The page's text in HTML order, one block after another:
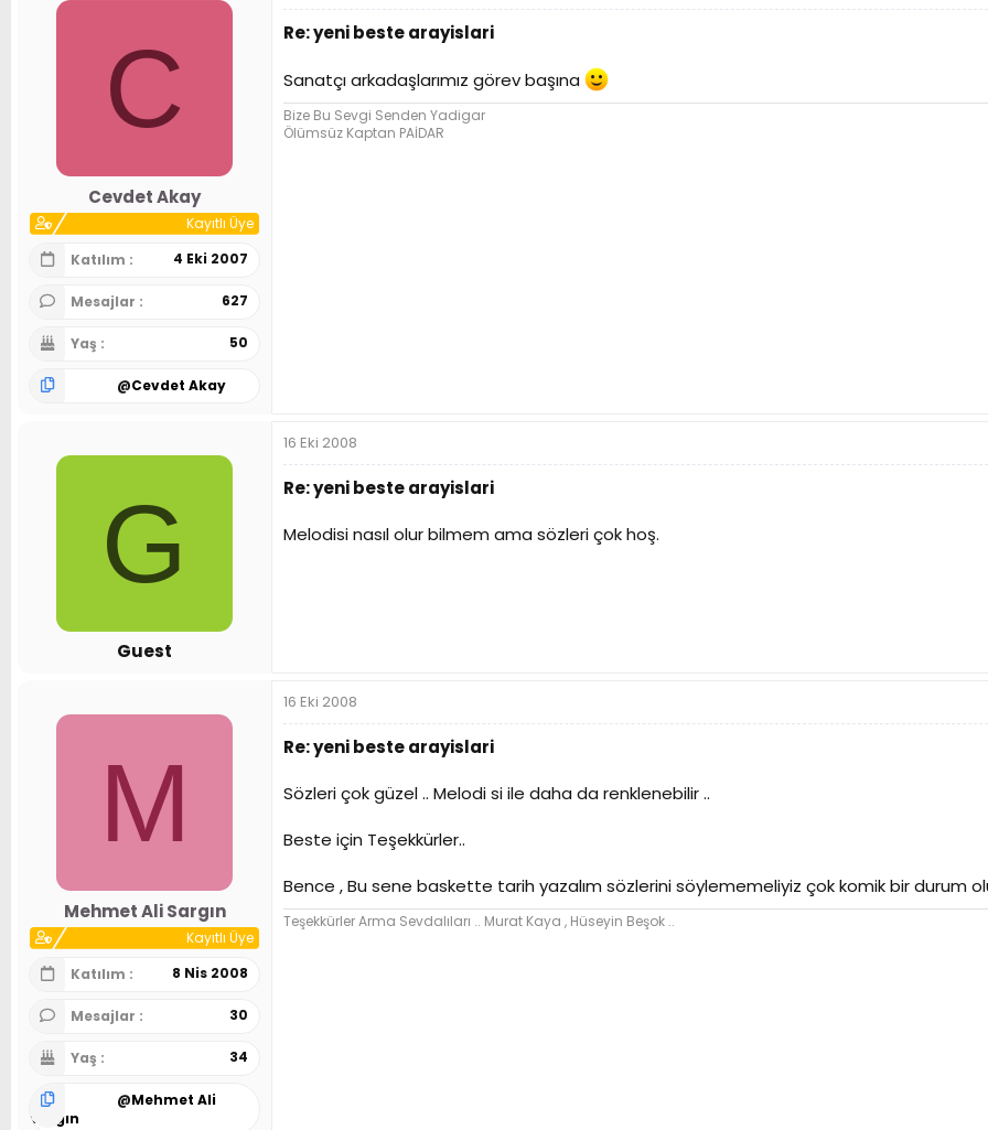
C
Cevdet Akay
Kayıtlı Üye
Katılım
4 Eki 2007
Mesajlar 627
Yaş 50
@Cevdet Akay
Re: yeni beste arayislari
Sanatçı arkadaşlarımız görev başına
Bize Bu Sevgi Senden Yadigar
Ölümsüz Kaptan PAİDAR
G
Guest
16 Eki 2008
Re: yeni beste arayislari
Melodisi nasıl olur bilmem ama sözleri çok hoş.
M
Mehmet Ali Sargın
Kayıtlı Üye
Katılım
8 Nis 2008
Mesajlar 30
Yaş 34
@Mehmet Ali
Sargın
16 Eki 2008
Re: yeni beste arayislari
Sözleri çok güzel .. Melodi si ile daha da renklenebilir ..
Beste için Teşekkürler..
Bence , Bu sene baskette tarih yazalım sözlerini söylememeliyiz çok komik bir durum
Teşekkürler Arma Sevdalıları .. Murat Kaya , Hüseyin Beşok ..